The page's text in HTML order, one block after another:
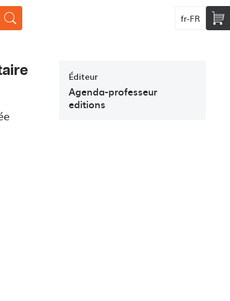
fr-FR
Éditeur
Agenda-professeur
editions